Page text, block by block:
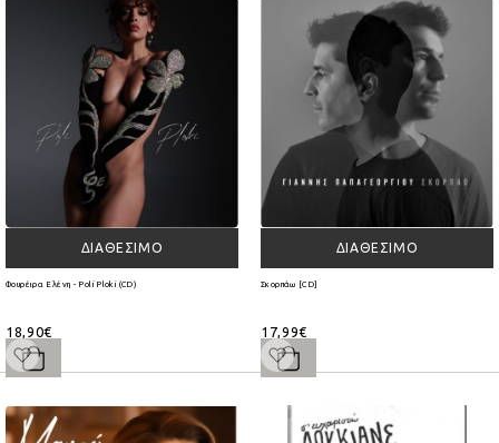
ΔΙΑΘΈΣΙΜΟ
Φουρέιρα Ελένη - Poli Ploki (CD)
18,90€
ΔΙΑΘΈΣΙΜΟ
Σκορπάω [CD]
17,99€